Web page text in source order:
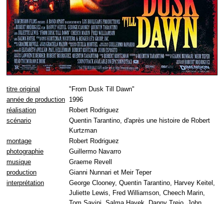
titre original
"From Dusk Till Dawn"
année de production 1996
réalisation
Robert Rodriguez
scénario
Quentin Tarantino, d'après une histoire de Robert
Kurtzman
montage
Robert Rodriguez
photographie
Guillermo Navarro
musique
Graeme Revell
production
Gianni Nunnari et Meir Teper
interprétation
George Clooney, Quentin Tarantino, Harvey Keitel,
Juliette Lewis, Fred Williamson, Cheech Marin,